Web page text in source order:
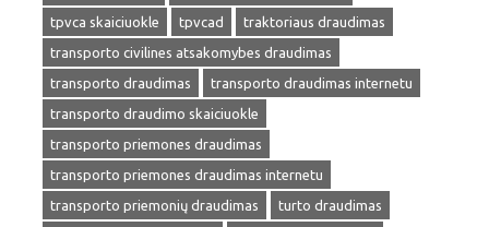
tpvca skaiciuokle
tpvcad
traktoriaus draudimas
transporto civilines atsakomybes draudimas
transporto draudimas
transporto draudimas internetu
transporto draudimo skaiciuokle
transporto priemones draudimas
transporto priemones draudimas internetu
transporto priemonių draudimas
turto draudimas